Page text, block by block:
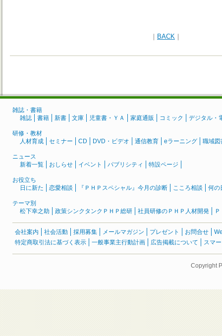
｜ BACK ｜
雑誌・書籍
雑誌
書籍 新書 文庫 児童書・ＹＡ 家庭通販 コミック デジタル・
研修・教材
人材育成
セミナー CD DVD・ビデオ 通信教育 eラーニング 職域図
ニュース
新着一覧
おしらせ イベント パブリシティ 特設ページ
お役立ち
日に新た
恋愛相談 『ＰＨＰスペシャル』今月の診断 こころ相談 何の
テーマ別
松下幸之助
政策シンクタンクＰＨＰ総研 社員研修のＰＨＰ人材開発
会社案内 社会活動 採用募集 メールマガジン プレゼント お問合せ
特定商取引法に基づく表示
一般事業主行動計画 広告掲載について スマ
Copyright